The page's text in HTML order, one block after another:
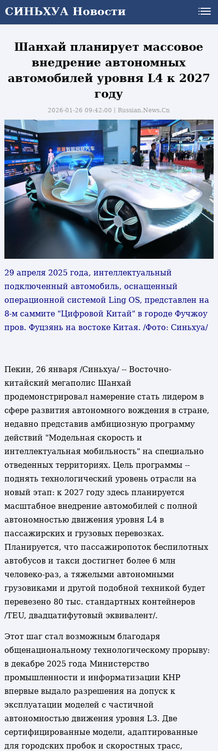
СИНЬХУА Новости
СИНЬХУА Новости
Шанхай планирует массовое
внедрение автономных
автомобилей уровня L4 к 2027
году
2026-01-26 09:42:00丨Russian.News.Cn
29 апреля 2025 года, интеллектуальный
подключенный автомобиль, оснащенный
операционной системой Ling OS, представлен на
8-м саммите "Цифровой Китай" в городе Фучжоу
пров. Фуцзянь на востоке Китая. /Фото: Синьхуа/
Пекин, 26 января /Синьхуа/ -- Восточно-
китайский мегаполис Шанхай
продемонстрировал намерение стать лидером в
сфере развития автономного вождения в стране,
недавно представив амбициозную программу
действий "Модельная скорость и
интеллектуальная мобильность" на специально
отведенных территориях. Цель программы --
поднять технологический уровень отрасли на
новый этап: к 2027 году здесь планируется
масштабное внедрение автомобилей с полной
автономностью движения уровня L4 в
пассажирских и грузовых перевозках.
Планируется, что пассажиропоток беспилотных
автобусов и такси достигнет более 6 млн
человеко-раз, а тяжелыми автономными
грузовиками и другой подобной техникой будет
перевезено 80 тыс. стандартных контейнеров
/TEU, двадцатифутовый эквивалент/.
Этот шаг стал возможным благодаря
общенациональному технологическому прорыву:
в декабре 2025 года Министерство
промышленности и информатизации КНР
впервые выдало разрешения на допуск к
эксплуатации моделей с частичной
автономностью движения уровня L3. Две
сертифицированные модели, адаптированные
для городских пробок и скоростных трасс,